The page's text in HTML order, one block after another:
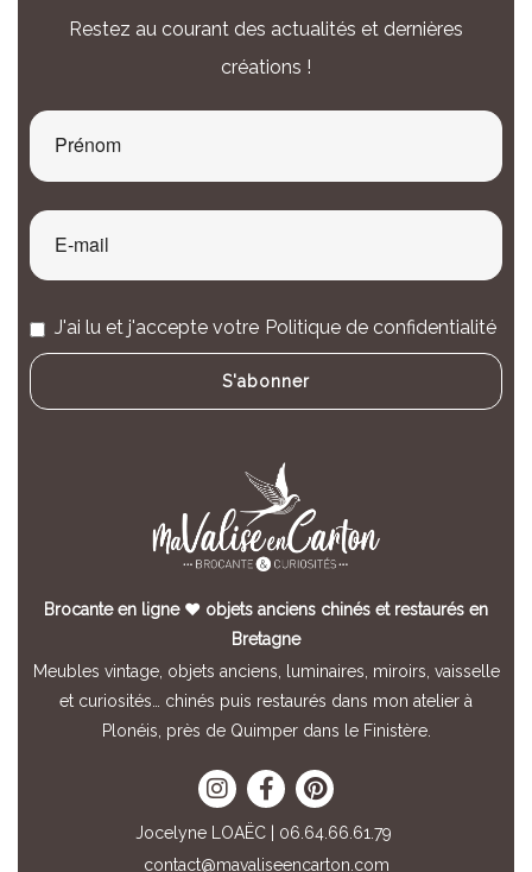
Restez au courant des actualités et dernières
créations !
J'ai lu et j'accepte votre Politique de confidentialité
Brocante en ligne ♥ objets anciens chinés et restaurés en
Bretagne
Meubles vintage, objets anciens, luminaires, miroirs, vaisselle
et curiosités… chinés puis restaurés dans mon atelier à
Plonéis, près de Quimper dans le Finistère.
Jocelyne LOAËC | 06.64.66.61.79
contact@mavaliseencarton.com